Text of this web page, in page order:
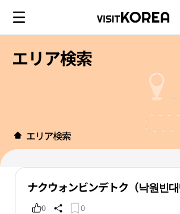
エリア検索
エリア検索
ナクウォンビンデトク（낙원빈대
0 0